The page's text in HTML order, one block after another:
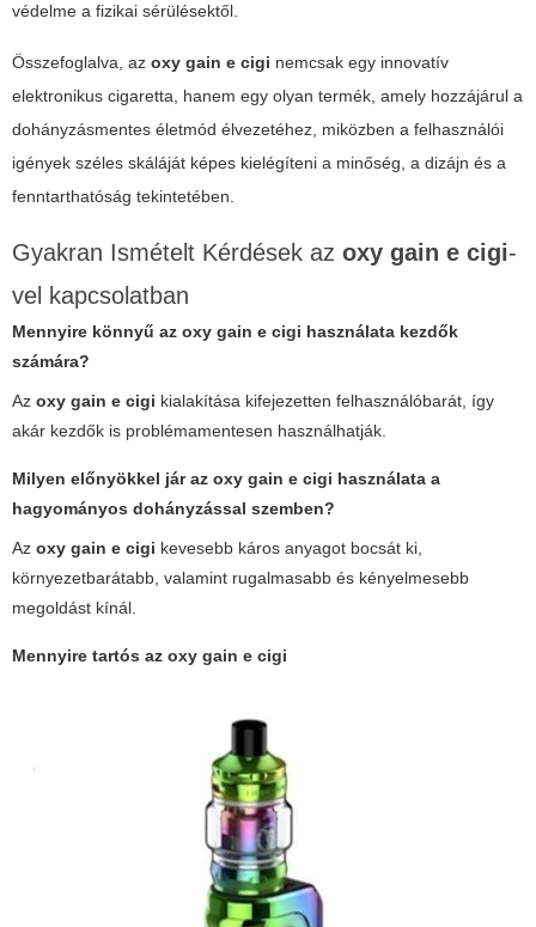
védelme a fizikai sérülésektől.
Összefoglalva, az oxy gain e cigi nemcsak egy innovatív
elektronikus cigaretta, hanem egy olyan termék, amely hozzájárul a
dohányzásmentes életmód élvezetéhez, miközben a felhasználói
igények széles skáláját képes kielégíteni a minőség, a dizájn és a
fenntarthatóság tekintetében.
Gyakran Ismételt Kérdések az oxy gain e cigi-
vel kapcsolatban
Mennyire könnyű az oxy gain e cigi használata kezdők
számára?
Az oxy gain e cigi kialakítása kifejezetten felhasználóbarát, így
akár kezdők is problémamentesen használhatják.
Milyen előnyökkel jár az oxy gain e cigi használata a
hagyományos dohányzással szemben?
Az oxy gain e cigi kevesebb káros anyagot bocsát ki,
környezetbarátabb, valamint rugalmasabb és kényelmesebb
megoldást kínál.
Mennyire tartós az oxy gain e cigi